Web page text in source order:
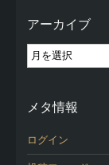
アーカイブ
ア
ー
イ
メタ情報
ログイン